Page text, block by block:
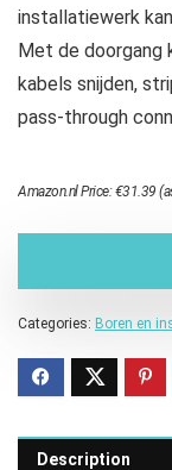
installatiewerk
Met de doorgang
kabels snijden,
pass-through
Amazon.nl Price:€31.39
Categories: Boren en
Description